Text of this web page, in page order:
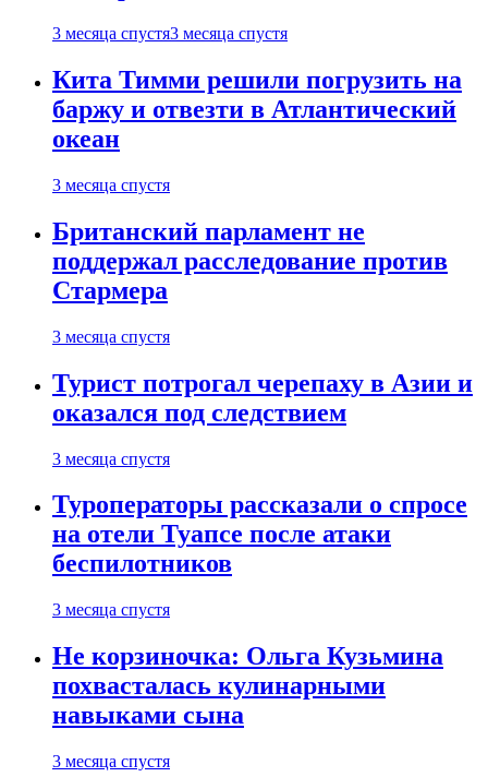
3 месяца спустя3 месяца спустя
Кита Тимми решили погрузить на
баржу и отвезти в Атлантический
океан
3 месяца спустя
Британский парламент не
поддержал расследование против
Стармера
3 месяца спустя
Турист потрогал черепаху в Азии и
оказался под следствием
3 месяца спустя
Туроператоры рассказали о спросе
на отели Туапсе после атаки
беспилотников
3 месяца спустя
Не корзиночка: Ольга Кузьмина
похвасталась кулинарными
навыками сына
3 месяца спустя